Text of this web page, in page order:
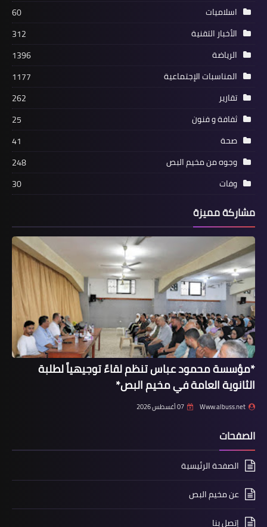
أخبار متنوعة
اللواء أبو عرب يستقبل مدير "الاونروا" في
مكتبه بعين الحلوة
مقالات
المخدرات واطلاق النار عنوان المطالب
الشعبية
اليونيفيل الإيطالية تدشنّ محطة لتكرير
المياه في بلدة الطيري في قضاء بنت
جبيل.
اسلاميات
60
الأخبار التقنية
312
الرياضة
1396
المناسبات الإجتماعية
1177
تقارير
262
ثفافة و فنون
25
صحة
41
وجوه من مخيم البص
248
وفات
30
مشاركة مميزة
*مؤسسة محمود عباس تنظم لقاءً توجيهياً لطلبة
الثانوية العامة في مخيم البص*
Www.albuss.net 07 أغسطس 2026
الصفحات
الصفحة الرئيسية
عن مخيم البص
إتصل بنا